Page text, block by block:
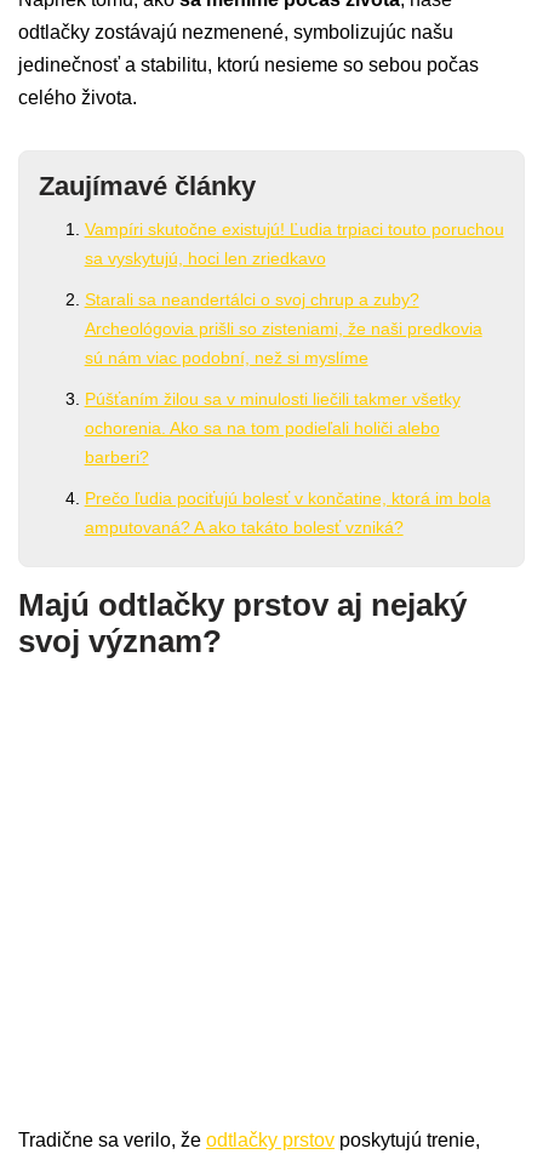
odtlačky zostávajú nezmenené, symbolizujúc našu
jedinečnosť a stabilitu, ktorú nesieme so sebou počas
celého života.
Zaujímavé články
Vampíri skutočne existujú! Ľudia trpiaci touto poruchou
sa vyskytujú, hoci len zriedkavo
Starali sa neandertálci o svoj chrup a zuby?
Archeológovia prišli so zisteniami, že naši predkovia
sú nám viac podobní, než si myslíme
Púšťaním žilou sa v minulosti liečili takmer všetky
ochorenia. Ako sa na tom podieľali holiči alebo
barberi?
Prečo ľudia pociťujú bolesť v končatine, ktorá im bola
amputovaná? A ako takáto bolesť vzniká?
Majú odtlačky prstov aj nejaký
svoj význam?
Tradične sa verilo, že odtlačky prstov poskytujú trenie,